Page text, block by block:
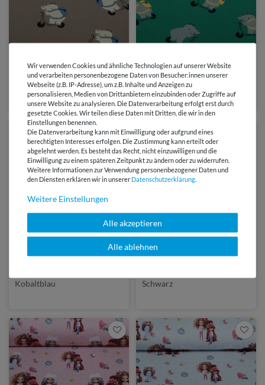
0,5 Meter | 14,70 € / Meter
Soft Sweat - Scooter-
Nashörner Taupe Angeraut
0,5 Meter | 14,70 € / Meter
Soft Sweat - Scooter-
Nashörner Grün
8,75 €
Kobaltblau
8,75 €
Schwarz
Wir verwenden Cookies und ähnliche Technologien auf unserer Website
und verarbeiten personenbezogene Daten von Besucher:innen unserer
Webseite (z.B. IP-Adresse), um z.B. Inhalte und Anzeigen zu
personalisieren, Medien von Drittanbietern einzubinden oder Zugriffe auf
unsere Website zu analysieren. Die Datenverarbeitung erfolgt erst durch
gesetzte Cookies. Wir teilen diese Daten mit Dritten, die wir in den
Einstellungen benennen.
Die Datenverarbeitung kann mit Einwilligung oder aufgrund eines
berechtigten Interesses erfolgen. Die Zustimmung kann erteilt oder
abgelehnt werden. Es besteht das Recht, nicht einzuwilligen und die
Einwilligung zu einem späteren Zeitpunkt zu ändern oder zu widerrufen.
Weitere Informationen zur Verwendung personenbezogener Daten und
den Diensten erklären wir in unserer Daten­schutz­erklärung
Weitere Einstellungen
Alle akzeptieren
Alle ablehnen